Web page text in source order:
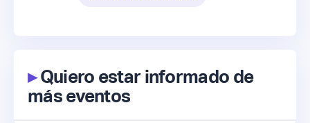
▸Quiero estar informado de
más eventos